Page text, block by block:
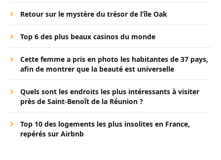
Retour sur le mystère du trésor de l’île Oak
Top 6 des plus beaux casinos du monde
Cette femme a pris en photo les habitantes de 37 pays,
afin de montrer que la beauté est universelle
Quels sont les endroits les plus intéressants à visiter
près de Saint-Benoît de la Réunion ?
Top 10 des logements les plus insolites en France,
repérés sur Airbnb